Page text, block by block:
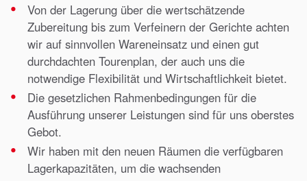
Von der Lagerung über die wertschätzende
Zubereitung bis zum Verfeinern der Gerichte achten
wir auf sinnvollen Wareneinsatz und einen gut
durchdachten Tourenplan, der auch uns die
notwendige Flexibilität und Wirtschaftlichkeit bietet.
Die gesetzlichen Rahmenbedingungen für die
Ausführung unserer Leistungen sind für uns oberstes
Gebot.
Wir haben mit den neuen Räumen die verfügbaren
Lagerkapazitäten, um die wachsenden